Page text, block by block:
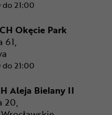
21:00
Okęcie Park
61,
21:00
Warszawa - CH Okęcie
Aleja Bielany II
20,